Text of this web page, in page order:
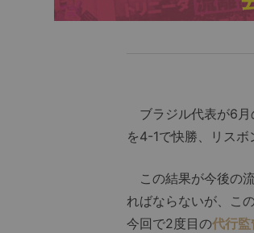
ブラジル代表が6月
を4-1で快勝、リス
この結果が今後の
ればならないが、こ
今回で2度目の代行監